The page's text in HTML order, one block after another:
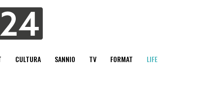
CULTURA SANNIO TV FORMAT LIFE